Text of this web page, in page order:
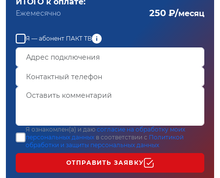
Ежемесячно 250 ₽/месяц
Я — абонент ПАКТ ТВ
Я ознакомлен(а) и даю согласие на обработку моих
персональных данных в соответствии с Политикой
обработки и защиты персональных данных
ОТПРАВИТЬ ЗАЯВКУ